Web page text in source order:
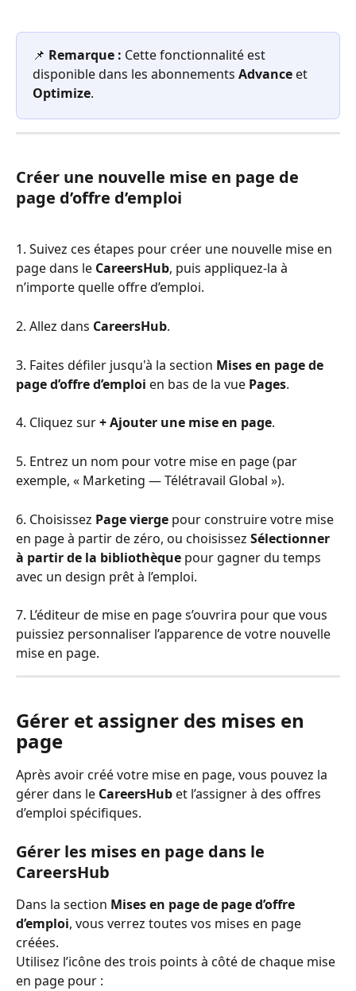
📌 Remarque : Cette fonctionnalité est
disponible dans les abonnements Advance et
Optimize.
Créer une nouvelle mise en page de
page d’offre d’emploi
1. Suivez ces étapes pour créer une nouvelle mise en
page dans le CareersHub, puis appliquez-la à
n’importe quelle offre d’emploi.
2. Allez dans CareersHub.
3. Faites défiler jusqu'à la section Mises en page de
page d’offre d’emploi en bas de la vue Pages.
4. Cliquez sur + Ajouter une mise en page.
5. Entrez un nom pour votre mise en page (par
exemple, « Marketing — Télétravail Global »).
6. Choisissez Page vierge pour construire votre mise
en page à partir de zéro, ou choisissez Sélectionner
à partir de la bibliothèque pour gagner du temps
avec un design prêt à l’emploi.
7. L’éditeur de mise en page s’ouvrira pour que vous
puissiez personnaliser l’apparence de votre nouvelle
mise en page.
Gérer et assigner des mises en
page
Après avoir créé votre mise en page, vous pouvez la
gérer dans le CareersHub et l’assigner à des offres
d’emploi spécifiques.
Gérer les mises en page dans le
CareersHub
Dans la section Mises en page de page d’offre
d’emploi, vous verrez toutes vos mises en page
créées.
Utilisez l’icône des trois points à côté de chaque mise
en page pour :